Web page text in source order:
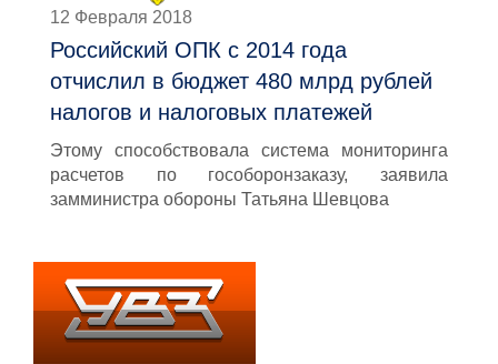
12 Февраля 2018
Российский ОПК с 2014 года
отчислил в бюджет 480 млрд рублей
налогов и налоговых платежей
Этому способствовала система мониторинга
расчетов по гособоронзаказу, заявила
замминистра обороны Татьяна Шевцова